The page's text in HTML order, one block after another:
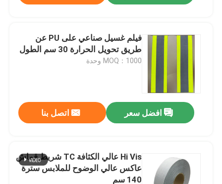
المنتجات
فيلم غسيل صناعي على PU عن
طريق تحويل الحرارة 30 سم الطول
MOQ：1000 وحدة
افضل سعر اتصل بنا
Hi Vis عالي الكثافة TC شريط قماش
عاكس عالي الوضوح للملابس سترة
140 سم